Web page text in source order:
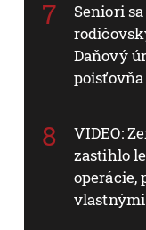
Seniori
Daňový
VIDEO:
zastihlo
operácie,